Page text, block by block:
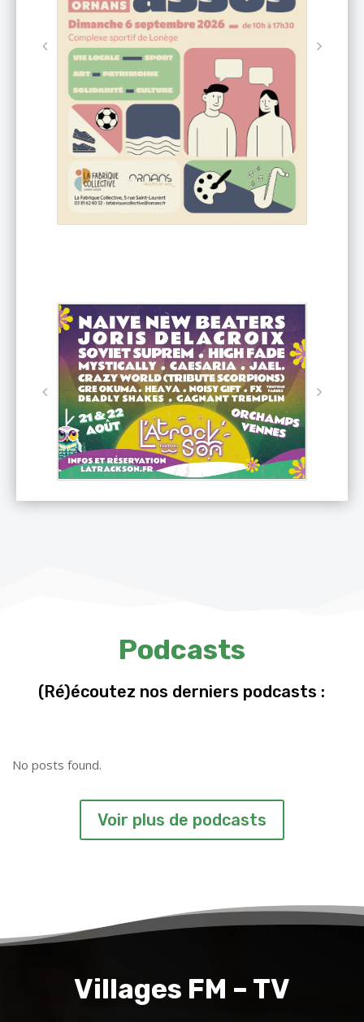
Podcasts
(Ré)écoutez nos derniers podcasts :
No posts found.
Voir plus de podcasts
Villages FM – TV